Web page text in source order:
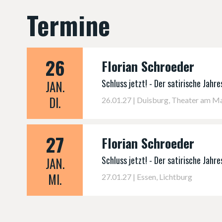
Termine
26
JAN.
DI.
Florian Schroeder
Schluss jetzt! - Der satirische
26.01.27 | Duisburg, Theater am
27
JAN.
MI.
Florian Schroeder
Schluss jetzt! - Der satirische
27.01.27 | Essen, Lichtburg